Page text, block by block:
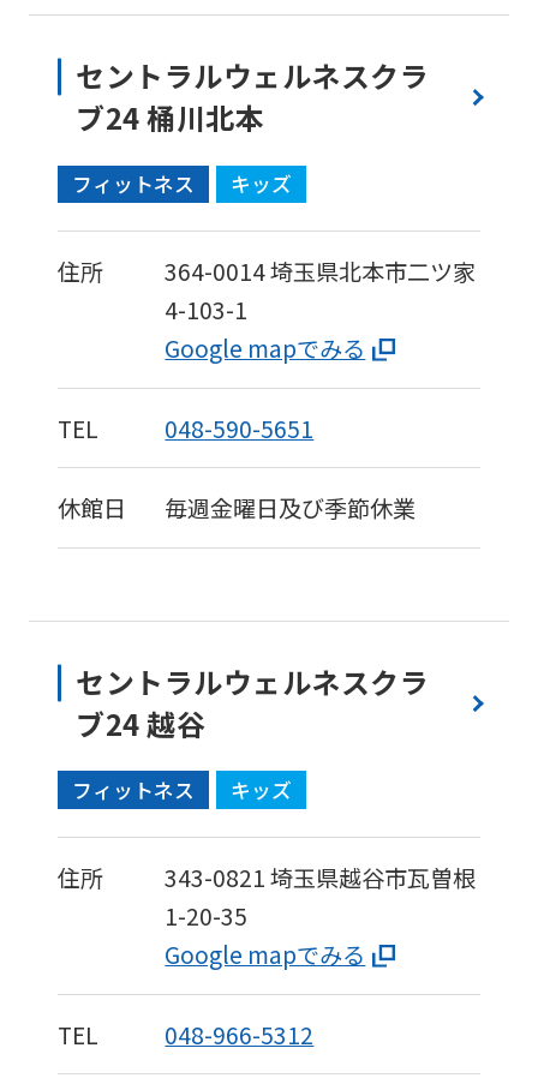
セントラルウェルネスクラ
ブ24 桶川北本
フィットネス キッズ
住所 364-0014埼玉県北本市二ツ家
4-103-1
Google mapでみる
TEL 048-590-5651
休館日 毎週金曜日及び季節休業
セントラルウェルネスクラ
ブ24 越谷
フィットネス キッズ
住所 343-0821埼玉県越谷市瓦曽根
1-20-35
Google mapでみる
TEL 048-966-5312
automatically
English.
Click
the
below
automatic
to
page.
if
you
use
an
translation
service,
the
Japanese